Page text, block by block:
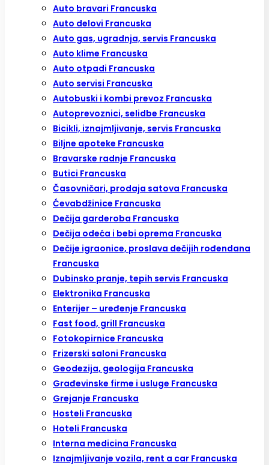
Auto bravari Francuska
Auto delovi Francuska
Auto gas, ugradnja, servis Francuska
Auto klime Francuska
Auto otpadi Francuska
Auto servisi Francuska
Autobuski i kombi prevoz Francuska
Autoprevoznici, selidbe Francuska
Bicikli, iznajmljivanje, servis Francuska
Biljne apoteke Francuska
Bravarske radnje Francuska
Butici Francuska
Časovničari, prodaja satova Francuska
Ćevabdžinice Francuska
Dečija garderoba Francuska
Dečija odeća i bebi oprema Francuska
Dečije igraonice, proslava dečijih rođendana
Francuska
Dubinsko pranje, tepih servis Francuska
Elektronika Francuska
Enterijer – uređenje Francuska
Fast food, grill Francuska
Fotokopirnice Francuska
Frizerski saloni Francuska
Geodezija, geologija Francuska
Građevinske firme i usluge Francuska
Grejanje Francuska
Hosteli Francuska
Hoteli Francuska
Interna medicina Francuska
Iznajmljivanje vozila, rent a car Francuska